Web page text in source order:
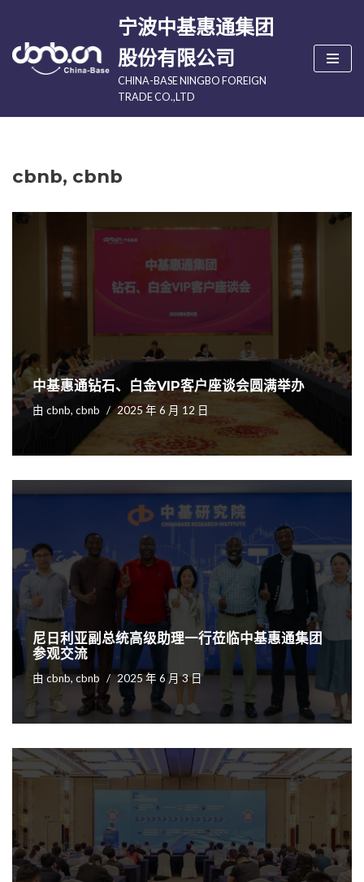
跳
至
宁波中基惠通集团
股份有限公司
CHINA-BASE NINGBO FOREIGN
TRADE CO.,LTD
cbnb, cbnb
中基惠通钻石、白金VIP客户座谈会圆满举办
由 cbnb, cbnb 2025 年 6 月 12 日
尼日利亚副总统高级助理一行莅临中基惠通集团
参观交流
由cbnb, cbnb 2025 年 6 月 3 日